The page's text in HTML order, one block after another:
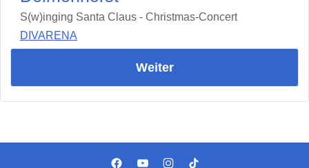
S(w)inging Santa Claus - Christmas-Concert
DIVARENA
Weiter